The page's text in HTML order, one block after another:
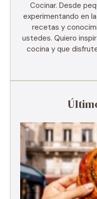
Cocinar. Desde
experimentando en
recetas y
ustedes. Quiero
cocina y que